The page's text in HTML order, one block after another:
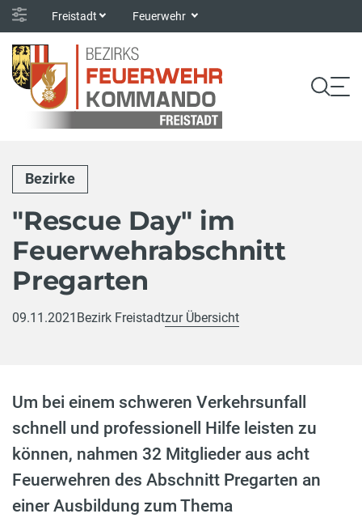
Freistadt Feuerwehr
Bezirke
"Rescue Day" im
Feuerwehrabschnitt
Pregarten
09.11.2021 Bezirk Freistadtzur Übersicht
Um bei einem schweren Verkehrsunfall
schnell und professionell Hilfe leisten zu
können, nahmen 32 Mitglieder aus acht
Feuerwehren des Abschnitt Pregarten an
einer Ausbildung zum Thema